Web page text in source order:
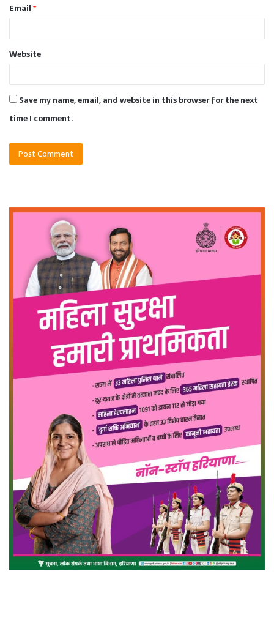
Email*
Website
Save my name, email, and website in this browser for the next
time I comment.